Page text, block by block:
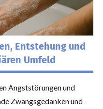
Entstehung und
Umfeld
Angststörungen und
Zwangsgedanken und -